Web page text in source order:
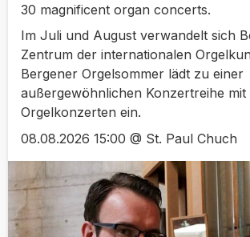
30 magnificent organ concerts.
Im Juli und August verwandelt sich
Zentrum der internationalen
Bergener Orgelsommer lädt zu einer
außergewöhnlichen Konzertreihe mit
Orgelkonzerten ein.
08.08.2026 15:00 @ St. Paul Chuch